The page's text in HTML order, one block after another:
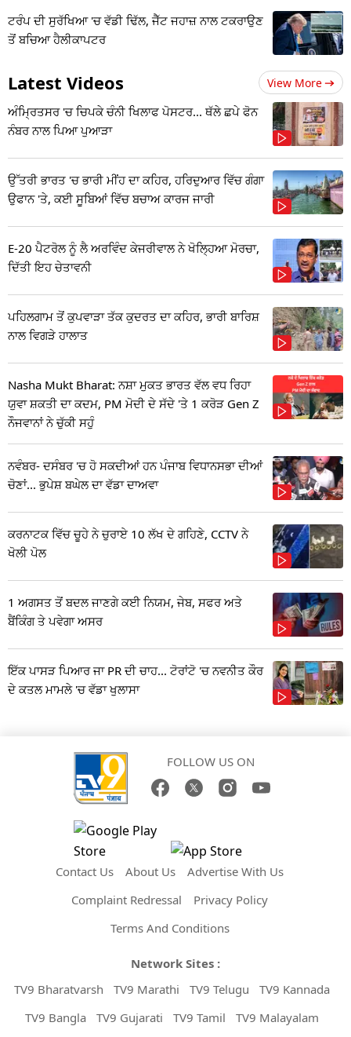
ਟਰੰਪ ਦੀ ਸੁਰੱਖਿਆ 'ਚ ਵੱਡੀ ਢਿੱਲ, ਜੈੱਟ ਜਹਾਜ਼ ਨਾਲ ਟਕਰਾਉਣ
ਤੋਂ ਬਚਿਆ ਹੈਲੀਕਾਪਟਰ
Latest Videos View More
ਅੰਮ੍ਰਿਤਸਰ 'ਚ ਚਿਪਕੇ ਚੰਨੀ ਖਿਲਾਫ ਪੋਸਟਰ... ਥੱਲੇ ਛਪੇ ਫੋਨ
ਨੰਬਰ ਨਾਲ ਪਿਆ ਪੁਆੜਾ
ਉੱਤਰੀ ਭਾਰਤ 'ਚ ਭਾਰੀ ਮੀਂਹ ਦਾ ਕਹਿਰ, ਹਰਿਦੁਆਰ ਵਿੱਚ ਗੰਗਾ
ਉਫਾਨ 'ਤੇ, ਕਈ ਸੂਬਿਆਂ ਵਿੱਚ ਬਚਾਅ ਕਾਰਜ ਜਾਰੀ
E-20 ਪੈਟਰੋਲ ਨੂੰ ਲੈ ਅਰਵਿੰਦ ਕੇਜਰੀਵਾਲ ਨੇ ਖੋਲ੍ਹਿਆ ਮੋਰਚਾ,
ਦਿੱਤੀ ਇਹ ਚੇਤਾਵਨੀ
ਪਹਿਲਗਾਮ ਤੋਂ ਕੁਪਵਾੜਾ ਤੱਕ ਕੁਦਰਤ ਦਾ ਕਹਿਰ, ਭਾਰੀ ਬਾਰਿਸ਼
ਨਾਲ ਵਿਗੜੇ ਹਾਲਾਤ
Nasha Mukt Bharat: ਨਸ਼ਾ ਮੁਕਤ ਭਾਰਤ ਵੱਲ ਵਧ ਰਿਹਾ
ਯੁਵਾ ਸ਼ਕਤੀ ਦਾ ਕਦਮ, PM ਮੋਦੀ ਦੇ ਸੱਦੇ 'ਤੇ 1 ਕਰੋੜ Gen Z
ਨੌਜਵਾਨਾਂ ਨੇ ਚੁੱਕੀ ਸਹੁੰ
ਨਵੰਬਰ- ਦਸੰਬਰ 'ਚ ਹੋ ਸਕਦੀਆਂ ਹਨ ਪੰਜਾਬ ਵਿਧਾਨਸਭਾ ਦੀਆਂ
ਚੋਣਾਂ... ਭੁਪੇਸ਼ ਬਘੇਲ ਦਾ ਵੱਡਾ ਦਾਅਵਾ
ਕਰਨਾਟਕ ਵਿੱਚ ਚੂਹੇ ਨੇ ਚੁਰਾਏ 10 ਲੱਖ ਦੇ ਗਹਿਣੇ, CCTV ਨੇ
ਖੋਲੀ ਪੋਲ
1 ਅਗਸਤ ਤੋਂ ਬਦਲ ਜਾਣਗੇ ਕਈ ਨਿਯਮ, ਜੇਬ, ਸਫਰ ਅਤੇ
ਬੈਂਕਿੰਗ ਤੇ ਪਵੇਗਾ ਅਸਰ
ਇੱਕ ਪਾਸੜ ਪਿਆਰ ਜਾ PR ਦੀ ਚਾਹ... ਟੋਰਾਂਟੋ 'ਚ ਨਵਨੀਤ ਕੌਰ
ਦੇ ਕਤਲ ਮਾਮਲੇ 'ਚ ਵੱਡਾ ਖੁਲਾਸਾ
FOLLOW US ON
Contact Us About Us
Advertise With Us
Complaint Redressal
Privacy Policy
Terms And Conditions
Network Sites :
TV9 Bharatvarsh
TV9 Marathi TV9 Telugu
TV9 Kannada
TV9 Bangla
TV9 Gujarati TV9 Tamil TV9 Malayalam